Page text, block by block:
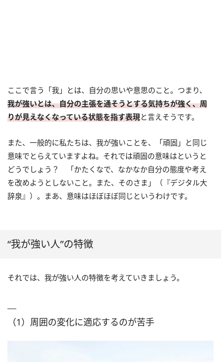
ここで言う「我」とは、自分の思いや意思のこと。つまり、
我が強いとは、自分の主張を通そうとする気持ちが強く、周
りが見えなくなっている状態を指す表現と言えそうです。
また、一般的に私たちは、我が強いことを、「頑固」と同じ
意味でとらえていますよね。それでは頑固の意味はというと
どうでしょう？ 「かたくなで、なかなか自分の態度や考え
を改めようとしないこと。また、そのさま」（『デジタル大
辞泉』）。まあ、意味はほぼほぼ同じというわけです。
“我が強い人”の特徴
それでは、我が強い人の特徴を考えていきましょう。
（1）周囲の変化に適応するのが苦手